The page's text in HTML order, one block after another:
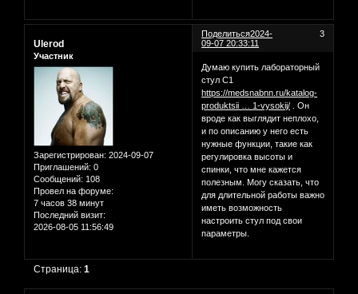
Поделиться 3
2024-
09-07 20:33:11
Ulerod
Участник
Зарегистрирован: 2024-09-07
Приглашений: 0
Сообщений: 108
Провел на форуме:
7 часов 38 минут
Последний визит:
2026-08-05 11:56:49
Думаю купить лабораторный
стул С1
https://medsnabnn.ru/katalog-
produktsii … 1-vysokij/ . Он
вроде как выглядит неплохо,
и по описанию у него есть
нужные функции, такие как
регулировка высоты и
спинки, что мне кажется
полезным. Могу сказать, что
для длительной работы важно
иметь возможность
настроить стул под свои
параметры.
Страница:1